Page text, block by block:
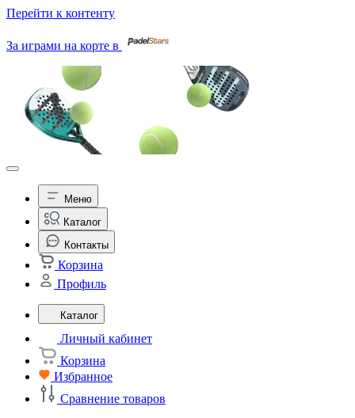
Перейти к контенту
За играми на корте в
Меню
Каталог
Контакты
Корзина
Профиль
Каталог
Личный кабинет
Корзина
Избранное
Сравнение товаров